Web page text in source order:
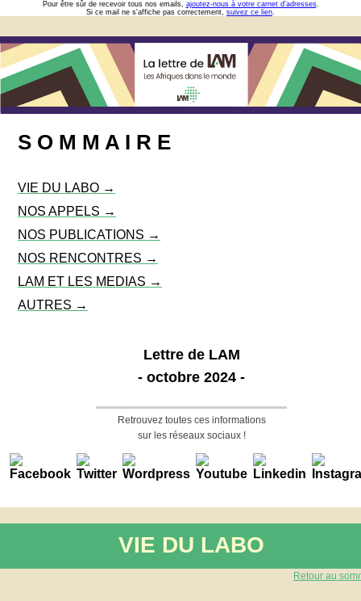
Pour être sûr de recevoir tous nos emails, ajoutez-nous à votre carnet d'adresses.
Si ce mail ne s'affiche pas correctement, suivez ce lien.
S O M M A I R E
VIE DU LABO →
NOS APPELS →
NOS PUBLICATIONS →
NOS RENCONTRES →
LAM ET LES MEDIAS →
AUTRES →
Lettre de LAM
- octobre 2024 -
Retrouvez toutes ces informations
sur les réseaux sociaux !
VIE DU LABO
Retour au